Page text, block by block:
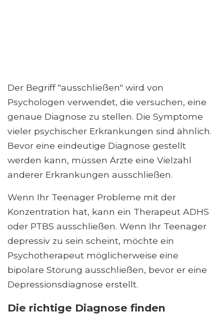
Der Begriff "ausschließen" wird von
Psychologen verwendet, die versuchen, eine
genaue Diagnose zu stellen. Die Symptome
vieler psychischer Erkrankungen sind ähnlich.
Bevor eine eindeutige Diagnose gestellt
werden kann, müssen Ärzte eine Vielzahl
anderer Erkrankungen ausschließen.
Wenn Ihr Teenager Probleme mit der
Konzentration hat, kann ein Therapeut ADHS
oder PTBS ausschließen. Wenn Ihr Teenager
depressiv zu sein scheint, möchte ein
Psychotherapeut möglicherweise eine
bipolare Störung ausschließen, bevor er eine
Depressionsdiagnose erstellt.
Die richtige Diagnose finden